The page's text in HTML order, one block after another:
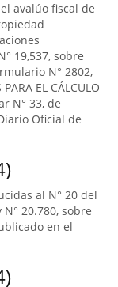
avalúo fiscal de
19,537, sobre
N° 2802,
EL CÁLCULO
N° 33, de
Oficial de
al N° 20 del
20.780, sobre
en el